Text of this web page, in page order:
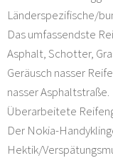
Länderspezifische/
Das umfassendste
Asphalt, Schotter,
Geräusch nasser
nasser Asphaltstraße.
Überarbeitete
Der Nokia-
Hektik/